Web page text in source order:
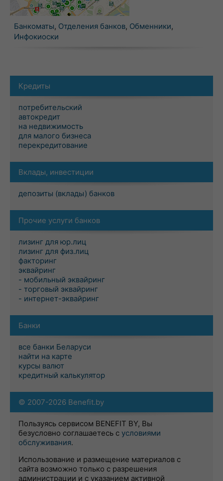
Банкоматы, Отделения банков, Обменники,
Инфокиоски
Кредиты
потребительский
автокредит
на недвижимость
для малого бизнеса
перекредитование
Вклады, инвестиции
депозиты (вклады) банков
Прочие услуги банков
лизинг для юр.лиц
лизинг для физ.лиц
факторинг
эквайринг
- мобильный эквайринг
- торговый эквайринг
- интернет-эквайринг
Банки
все банки Беларуси
найти на карте
курсы валют
кредитный калькулятор
© 2007-2026 Benefit.by
Пользуясь сервисом BENEFIT BY, Вы
безусловно соглашаетесь с условиями
обслуживания.
Использование и размещение материалов с
сайта возможно только с разрешения
администрации и с указанием активной